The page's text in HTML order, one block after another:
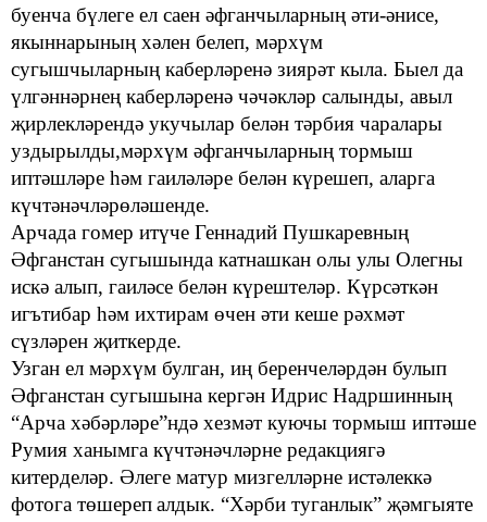
буенча бүлеге ел саен әфганчыларның әти-әнисе,
якыннарының хәлен белеп, мәрхүм
сугышчыларның каберләренә зиярәт кыла. Быел да
үлгәннәрнең каберләренә чәчәкләр салынды, авыл
җирлекләрендә укучылар белән тәрбия чаралары
уздырылды,мәрхүм әфганчыларның тормыш
иптәшләре һәм гаиләләре белән күрешеп, аларга
күчтәнәчләрөләшенде.
Арчада гомер итүче Геннадий Пушкаревның
Әфганстан сугышында катнашкан олы улы Олегны
искә алып, гаиләсе белән күрештеләр. Күрсәткән
игътибар һәм ихтирам өчен әти кеше рәхмәт
сүзләрен җиткерде.
Узган ел мәрхүм булган, иң беренчеләрдән булып
Әфганстан сугышына кергән Идрис Надршинның
“Арча хәбәрләре”ндә хезмәт куючы тормыш иптәше
Румия ханымга күчтәнәчләрне редакциягә
китерделәр. Әлеге матур мизгелләрне истәлеккә
фотога төшерепалдык. “Хәрби туганлык” җәмгыяте